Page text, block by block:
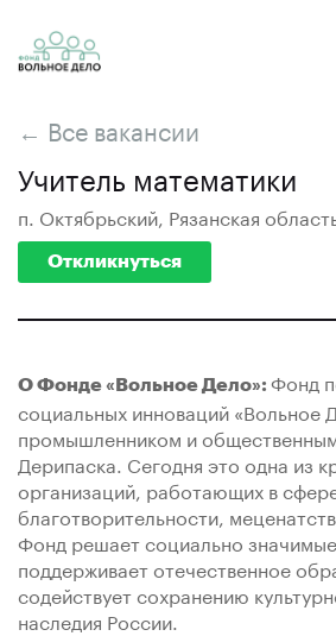
← Все вакансии
Учитель математики
п. Октябрьский, Рязанская
Откликнуться
О Фонде «Вольное Дело»: Фонд
социальных инноваций «Вольное
промышленником и
Дерипаска. Сегодня это одна из
организаций, работающих в
благотворительности,
Фонд решает социально
поддерживает отечественное
содействует сохранению
наследия России.